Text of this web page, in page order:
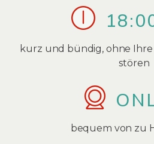
kurz und bündig, ohne
stören
bequem von zu